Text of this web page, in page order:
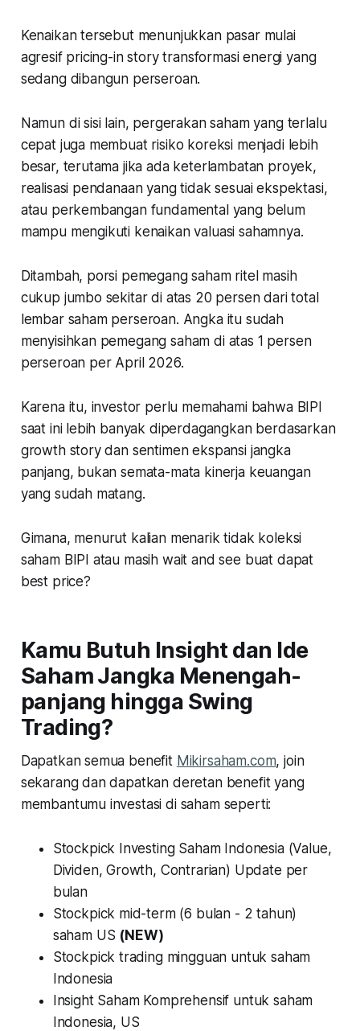
Kenaikan tersebut menunjukkan pasar mulai
agresif pricing-in story transformasi energi yang
sedang dibangun perseroan.
Namun di sisi lain, pergerakan saham yang terlalu
cepat juga membuat risiko koreksi menjadi lebih
besar, terutama jika ada keterlambatan proyek,
realisasi pendanaan yang tidak sesuai ekspektasi,
atau perkembangan fundamental yang belum
mampu mengikuti kenaikan valuasi sahamnya.
Ditambah, porsi pemegang saham ritel masih
cukup jumbo sekitar di atas 20 persen dari total
lembar saham perseroan. Angka itu sudah
menyisihkan pemegang saham di atas 1 persen
perseroan per April 2026.
Karena itu, investor perlu memahami bahwa BIPI
saat ini lebih banyak diperdagangkan berdasarkan
growth story dan sentimen ekspansi jangka
panjang, bukan semata-mata kinerja keuangan
yang sudah matang.
Gimana, menurut kalian menarik tidak koleksi
saham BIPI atau masih wait and see buat dapat
best price?
Kamu Butuh Insight dan Ide
Saham Jangka Menengah-
panjang hingga Swing
Trading?
Dapatkan semua benefit Mikirsaham.com, join
sekarang dan dapatkan deretan benefit yang
membantumu investasi di saham seperti:
Stockpick Investing Saham Indonesia (Value,
Dividen, Growth, Contrarian) Update per
bulan
Stockpick mid-term (6 bulan - 2 tahun)
saham US (NEW)
Stockpick trading mingguan untuk saham
Indonesia
Insight Saham Komprehensif untuk saham
Indonesia, US